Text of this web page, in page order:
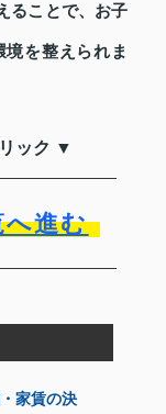
ることで、お子
を整えられま
ック ▼
へ進む
家賃の決